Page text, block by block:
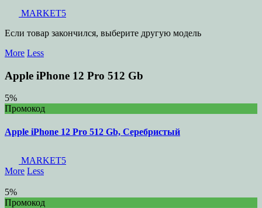
MARKET5
Если товар закончился, выберите другую модель
More Less
Apple iPhone 12 Pro 512 Gb
5%
Промокод
Apple iPhone 12 Pro 512 Gb, Серебристый
MARKET5
More Less
5%
Промокод